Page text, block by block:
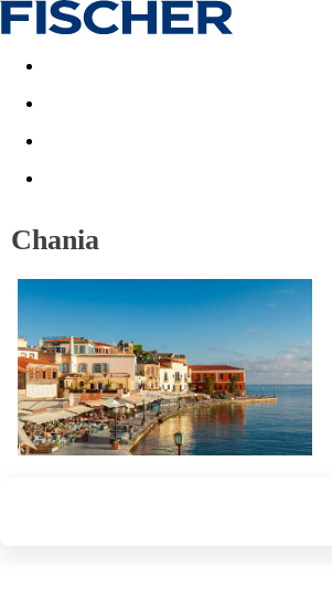
Akční nabídky Last minute
Chania